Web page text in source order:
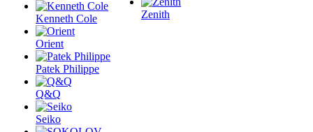
Kenneth Cole
Orient
Patek Philippe
Q&Q
Seiko
Zenith